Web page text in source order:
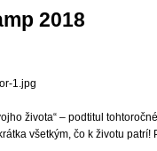
2018
života“ – podtitul
všetkým, čo k životu